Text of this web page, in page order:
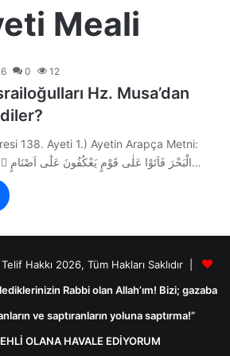
Meali
0 12
Hz. Musa’dan
138. Ayeti 1.) Ayetin Arapça Metni:
وَجَاوَزْنَا بِبَن۪ٓي اِسْرَٓاء۪ilَ الْبَحْرَ فَاَتَوْا عَلٰى قَوْمٍ يَعْكُفُونَ عَلٰٓى اَصْنَامٍ…
Hakkı 2026, Tüm Hakları Saklıdır |
Rabbi olan Allah’ım! Bizi; gazaba
ve saptıranların yoluna saptırma!”
OLANA HAVALE EDİYORUM